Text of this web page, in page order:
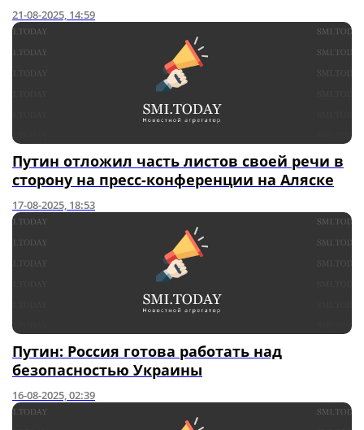
21-08-2025, 14:59
Путин отложил часть листов своей речи в
сторону на пресс-конференции на Аляске
17-08-2025, 18:53
Путин: Россия готова работать над
безопасностью Украины
16-08-2025, 02:39